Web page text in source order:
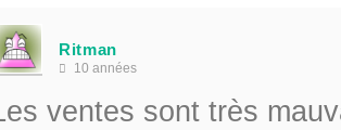
Ritman
10 années
ventes sont très